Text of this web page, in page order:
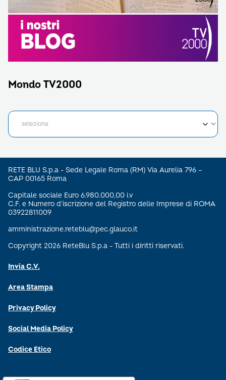
Mondo TV2000
RETE BLU S.p.a - Sede Legale Roma (RM) Via Aurelia 796 –
CAP 00165 Roma
Capitale sociale Euro 6.980.000,00 i.v
C.F. e Numero d’iscrizione del Registro delle Imprese di ROMA
03922811009
amministrazione.reteblu@pec.glauco.it
Copyright 2026 ReteBlu S.p.a - Tutti i diritti riservati.
Invia C.V.
Area Stampa
Privacy Policy
Social Media Policy
Codice Etico